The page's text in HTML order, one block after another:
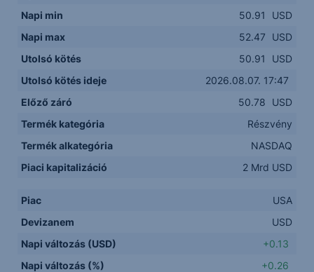
Napi min
50.91
USD
Napi max
52.47
USD
Utolsó kötés
50.91
USD
Utolsó kötés ideje
2026.08.07. 17:47
Előző záró
50.78
USD
Termék kategória
Részvény
Termék alkategória
NASDAQ
Piaci kapitalizáció
2 Mrd USD
Piac
USA
Devizanem
USD
Napi változás (USD)
+0.13
Napi változás (%)
+0.26